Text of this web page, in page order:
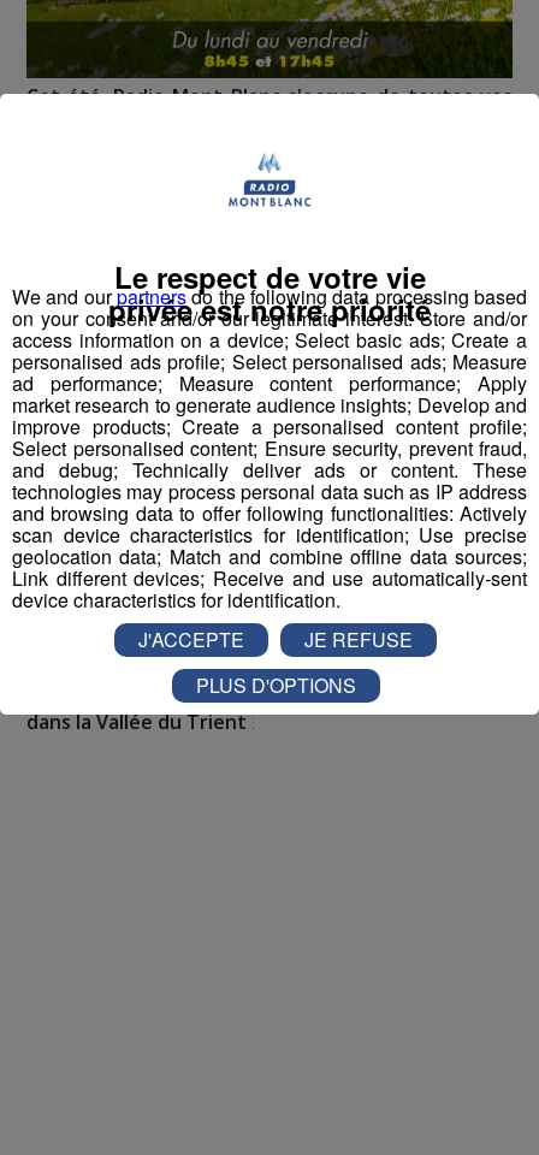
Cet été, Radio Mont Blanc s'occupe de toutes vos
Deux rendez-vous par jour, à 8h45 et 17h45 sur
Déstination été ! Une question...une destination !
Nous vous poserons une question, a vous de faire le
bon choix entre les 3 réponses pour repartir avec vos
entrées pour un maximum d'activités dans la région !
Inscription par téléphone toute la journée pour
participer aux 2 tirages au sort par jour à 8h45 et 17h45.
Appelez le standard au 04 50 58 24 09
Pour cette semaine on vous offre vos entrées pour vous
et la personne de votre choix pour
Nathan est allé tester pour vousVerticalp Émosson,
dans la Vallée du Trient:
We and ourpartnersdo the following data processing based
on your consent and/or our legitimate interest: Store and/or
access information on a device; Select basic ads; Create a
personalised ads profile; Select personalised ads; Measure
ad performance; Measure content performance; Apply
market research to generate audience insights; Develop and
improve products; Create a personalised content profile;
Select personalised content; Ensure security, prevent fraud,
and debug; Technically deliver ads or content. These
technologies may process personal data such as IP address
and browsing data to offer following functionalities: Actively
scan device characteristics for identification; Use precise
geolocation data; Match and combine offline data sources;
Link different devices; Receive and use automatically-sent
device characteristics for identification.
Le respect de votre vie
privée est notre priorité
J'ACCEPTE
JE REFUSE
PLUS D'OPTIONS